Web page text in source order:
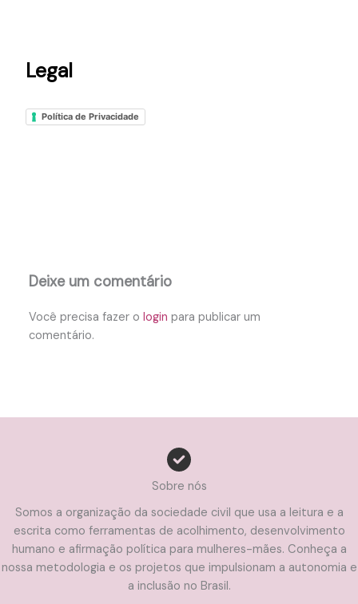
Legal
Política de Privacidade
Deixe um comentário
Você precisa fazer ologin para publicar um
comentário.
Sobre nós
Somos a organização da sociedade civil que usa a leitura e a
escrita como ferramentas de acolhimento, desenvolvimento
humano e afirmação política para mulheres-mães. Conheça a
nossa metodologia e os projetos que impulsionam a autonomia e
a inclusão no Brasil.